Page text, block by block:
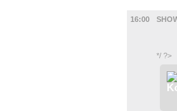
16:00
*/ ?>